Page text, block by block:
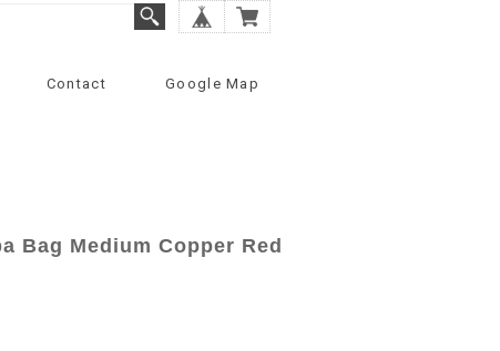
Contact Google Map
Bag Medium Copper Red